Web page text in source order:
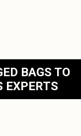
BAGS TO
EXPERTS